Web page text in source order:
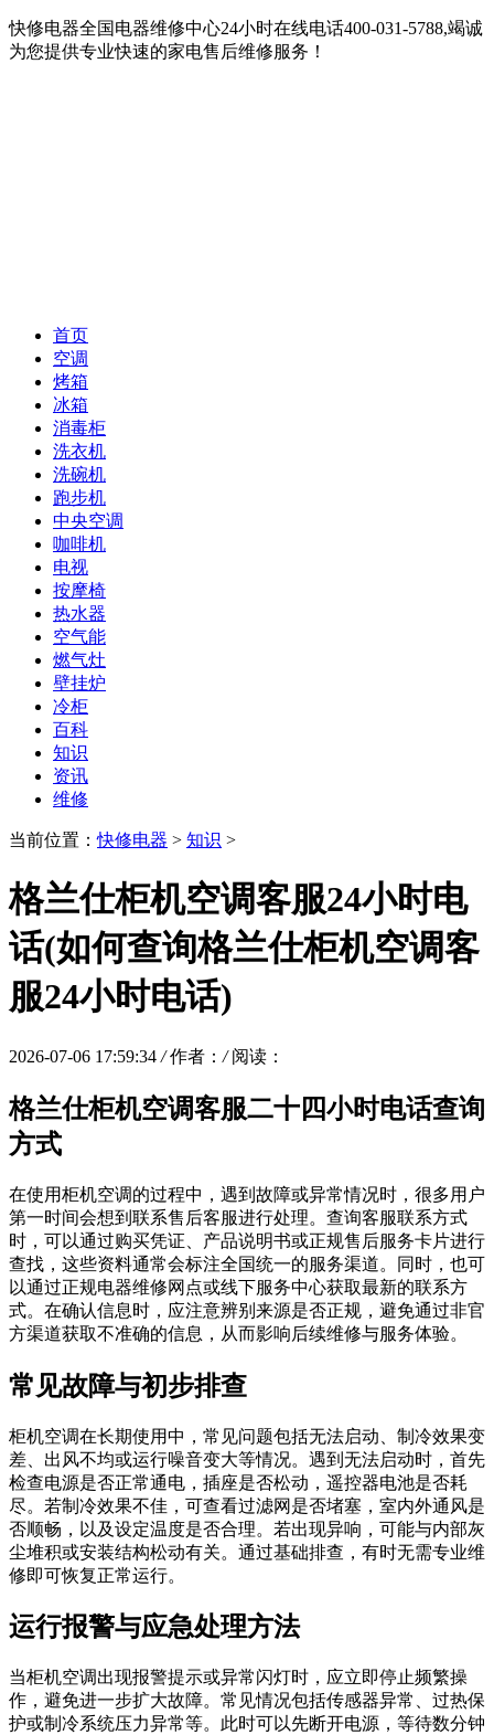
快修电器全国电器维修中心24小时在线电话400-031-5788,竭诚
为您提供专业快速的家电售后维修服务！
首页
空调
烤箱
冰箱
消毒柜
洗衣机
洗碗机
跑步机
中央空调
咖啡机
电视
按摩椅
热水器
空气能
燃气灶
壁挂炉
冷柜
百科
知识
资讯
维修
当前位置：快修电器 > 知识 >
格兰仕柜机空调客服24小时电
话(如何查询格兰仕柜机空调客
服24小时电话)
2026-07-06 17:59:34 / 作者： / 阅读：
格兰仕柜机空调客服二十四小时电话查询
方式
在使用柜机空调的过程中，遇到故障或异常情况时，很多用户
第一时间会想到联系售后客服进行处理。查询客服联系方式
时，可以通过购买凭证、产品说明书或正规售后服务卡片进行
查找，这些资料通常会标注全国统一的服务渠道。同时，也可
以通过正规电器维修网点或线下服务中心获取最新的联系方
式。在确认信息时，应注意辨别来源是否正规，避免通过非官
方渠道获取不准确的信息，从而影响后续维修与服务体验。
常见故障与初步排查
柜机空调在长期使用中，常见问题包括无法启动、制冷效果变
差、出风不均或运行噪音变大等情况。遇到无法启动时，首先
检查电源是否正常通电，插座是否松动，遥控器电池是否耗
尽。若制冷效果不佳，可查看过滤网是否堵塞，室内外通风是
否顺畅，以及设定温度是否合理。若出现异响，可能与内部灰
尘堆积或安装结构松动有关。通过基础排查，有时无需专业维
修即可恢复正常运行。
运行报警与应急处理方法
当柜机空调出现报警提示或异常闪灯时，应立即停止频繁操
作，避免进一步扩大故障。常见情况包括传感器异常、过热保
护或制冷系统压力异常等。此时可以先断开电源，等待数分钟